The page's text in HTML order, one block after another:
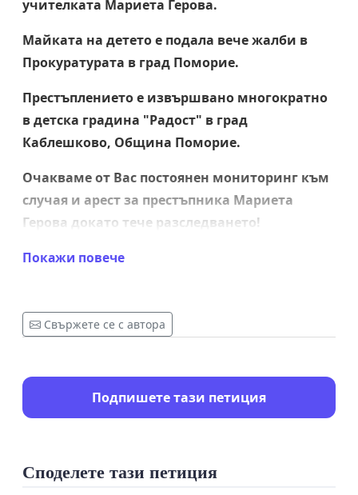
учителката Мариета Герова.
Майката на детето е подала вече жалби в
Прокуратурата в град Поморие.
Престъплението е извършвано многократно
в детска градина "Радост" в град
Каблешково, Община Поморие.
Очакваме от Вас постоянен мониторинг към
случая и арест за престъпника Мариета
Герова докато тече разследването!
Настояваме за най-строгото възможно
Във ваши ръце е да ни докажете, че има
държава, закон и справедливост!
Благодарим!
Покажи повече
Свържете се с автора
Подпишете тази петиция
Споделете тази петиция